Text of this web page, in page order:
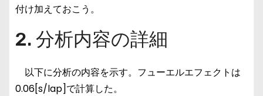
付け加えておこう。
2. 分析内容の詳細
以下に分析の内容を示す。フューエルエフェクトは
0.06[s/lap]で計算した。